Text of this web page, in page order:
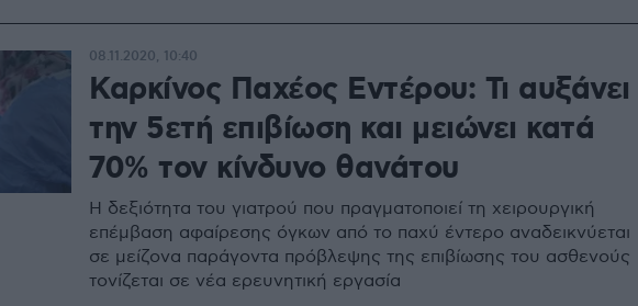
Καρκίνος Παχέος Εντέρου: Τι αυξάνει
την 5ετή επιβίωση και μειώνει κατά
70% τον κίνδυνο θανάτου
Η δεξιότητα του γιατρού που πραγματοποιεί τη χειρουργική
επέμβαση αφαίρεσης όγκων από το παχύ έντερο αναδεικνύεται
σε μείζονα παράγοντα πρόβλεψης της επιβίωσης του ασθενούς
τονίζεται σε νέα ερευνητική εργασία
08.11.2020, 10:40